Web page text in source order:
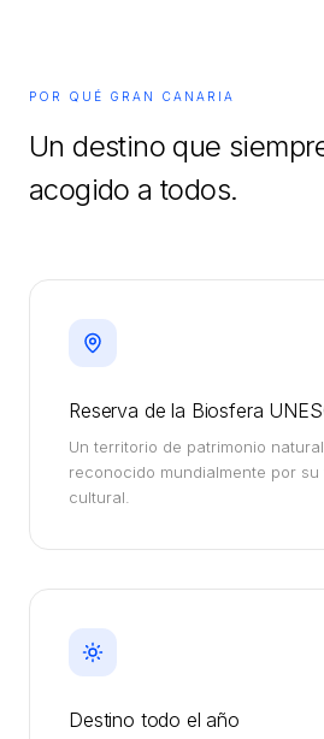
POR QUÉ GRAN CANARIA
Un destino que
acogido a todos.
Reserva de la Biosfera
Un territorio de patrimonio
reconocido mundialmente por
cultural.
Destino todo el año